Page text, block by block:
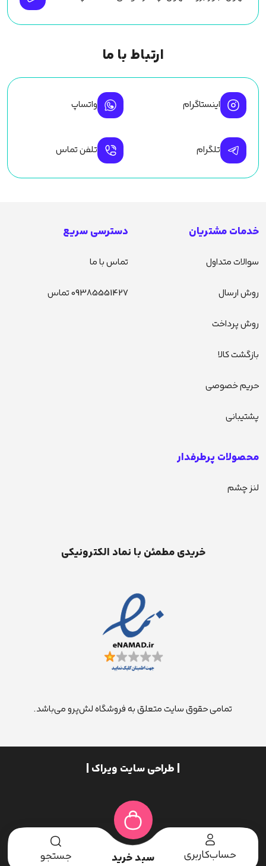
ارتباط با ما
اینستاگرام واتساپ
تلگرام تلفن تماس
خدمات مشتریان
سوالات متداول
روش ارسال
روش پرداخت
بازگشت کالا
حریم خصوصی
پشتیبانی
دسترسی سریع
تماس با ما
09385551427 تماس
محصولات پرطرفدار
لنز چشم
خریدی مطمئن با نماد الکترونیکی
تمامی حقوق سایت متعلق به فروشگاه لش‌پرو می‌باشد.
| طراحی سایت ویراک |
حساب‌کاربری سبد خرید جستجو